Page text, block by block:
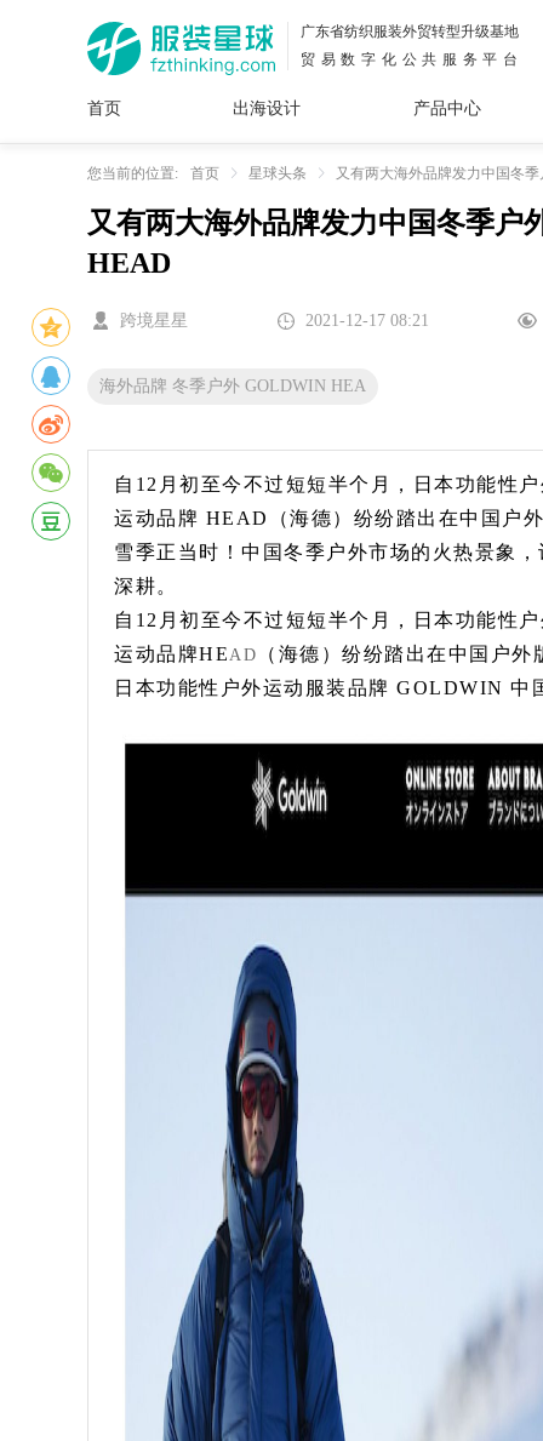
广东省纺织服装外贸转型升级基地
贸易数字化公共服务平台
首页 出海设计
面料
花型
插画
图案
服装
设计
产品中心
女装
内衣
男装
运动
服
童装
牛仔
服装
您当前的位置: 首页 星球头条 又有两大海外品牌发力中国冬
又有两大海外品牌发力中国冬季
HEAD
跨境星星 2021-12-17 08:21
海外品牌 冬季户外 GOLDWIN HEA
自12月初至今不过短短半个月，日本功能性
运动品牌 HEAD（海德）纷纷踏出在中国户
雪季正当时！中国冬季户外市场的火热景象
深耕。
自12月初至今不过短短半个月，日本功能性
运动品牌HEAD
（海德）纷纷踏出在中国户
日本功能性户外运动服装品牌 GOLDWIN